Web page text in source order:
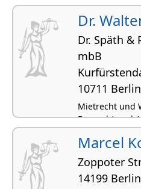
Dr.
Dr. Späth &
mbB
10711 Berlin
Mietrecht und
Baurecht und
Maklerrecht
Marcel
Zoppoter
14199 Berlin